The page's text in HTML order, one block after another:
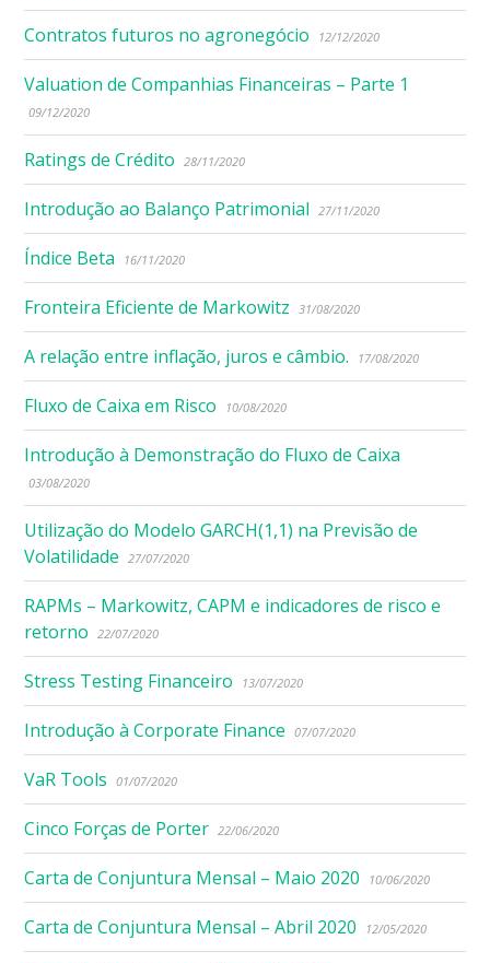
Contratos futuros no agronegócio 12/12/2020
Valuation de Companhias Financeiras – Parte 1
09/12/2020
Ratings de Crédito 28/11/2020
Introdução ao Balanço Patrimonial 27/11/2020
Índice Beta 16/11/2020
Fronteira Eficiente de Markowitz 31/08/2020
A relação entre inflação, juros e câmbio. 17/08/2020
Fluxo de Caixa em Risco 10/08/2020
Introdução à Demonstração do Fluxo de Caixa
03/08/2020
Utilização do Modelo GARCH(1,1) na Previsão de
Volatilidade
27/07/2020
RAPMs – Markowitz, CAPM e indicadores de risco e
retorno
22/07/2020
Stress Testing Financeiro 13/07/2020
Introdução à Corporate Finance 07/07/2020
VaR Tools 01/07/2020
Cinco Forças de Porter 22/06/2020
Carta de Conjuntura Mensal – Maio 2020 10/06/2020
Carta de Conjuntura Mensal – Abril 2020 12/05/2020